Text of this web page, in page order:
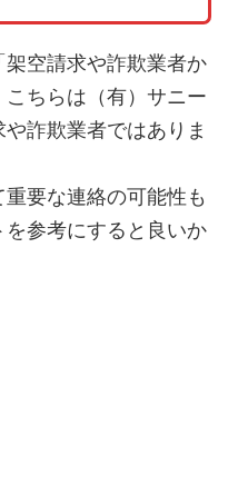
空請求や詐欺業者か
ちらは（有）サニー
詐欺業者ではありま
重要な連絡の可能性も
参考にすると良いか